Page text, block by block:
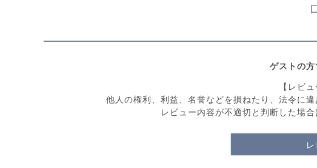
ゲストの方
【レビ
他人の権利、利益、名誉などを損ねたり、法令に
レビュー内容が不適切と判断した場